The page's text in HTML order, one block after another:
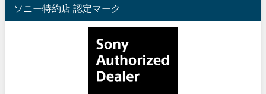
ソニー特約店 認定マーク